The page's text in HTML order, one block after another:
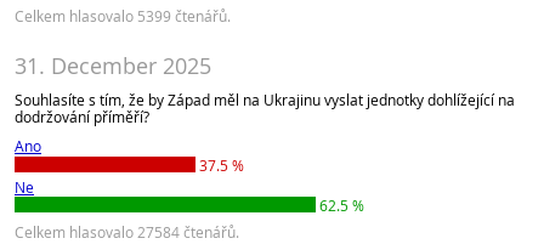
Celkem hlasovalo 5399 čtenářů.
31. December 2025
Souhlasíte s tím, že by Západ měl na Ukrajinu vyslat jednotky dohlížející na
dodržování příměří?
Ano
37.5 %
Ne
62.5 %
Celkem hlasovalo 27584 čtenářů.